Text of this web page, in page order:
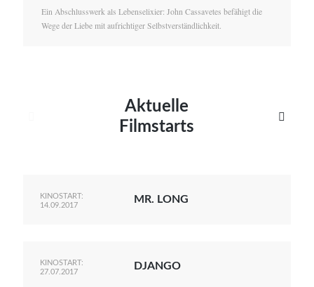
Ein Abschlusswerk als Lebenselixier: John Cassavetes befähigt die
Wege der Liebe mit aufrichtiger Selbstverständlichkeit.
Aktuelle
Filmstarts

KINOSTART:
14.09.2017
MR. LONG
KINOSTART:
27.07.2017
DJANGO